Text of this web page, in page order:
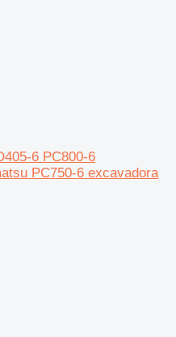
6 PC800-6
PC750-6 excavadora